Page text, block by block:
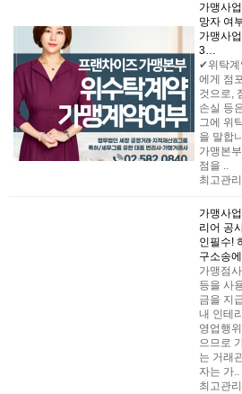
가맹사
망자 여
가맹사
3…
✔위탁계
에게 점
것으로,
손실 등
그에 위
을 말합
가맹본
점을 ..
최고관
가맹사
리어 공
인필수!
구소송
가맹점
등을 사
금을 지
내 인테
영업행
으므로
는 거래
자는 가..
최고관